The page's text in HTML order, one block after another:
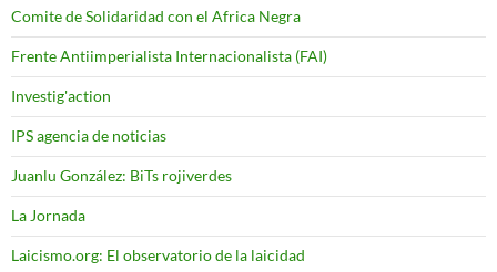
Comite de Solidaridad con el Africa Negra
Frente Antiimperialista Internacionalista (FAI)
Investig'action
IPS agencia de noticias
Juanlu González: BiTs rojiverdes
La Jornada
Laicismo.org: El observatorio de la laicidad